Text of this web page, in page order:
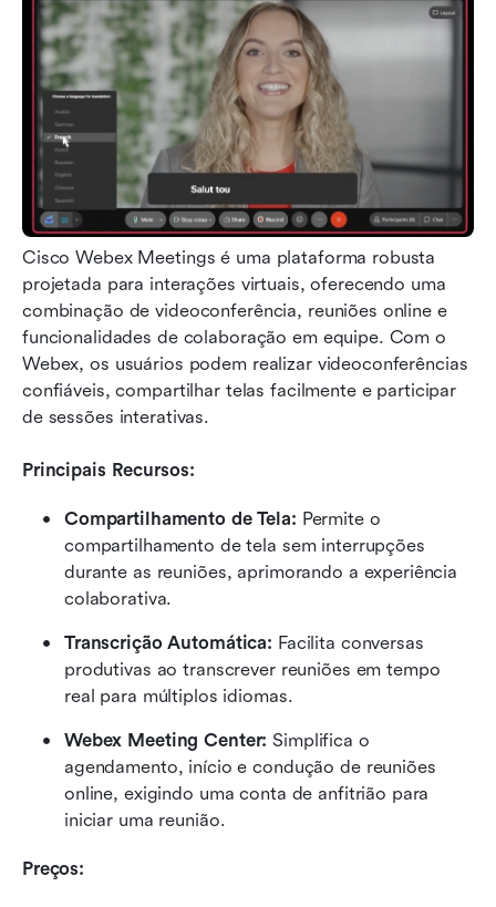
Cisco Webex Meetings é uma plataforma robusta
projetada para interações virtuais, oferecendo uma
combinação de videoconferência, reuniões online e
funcionalidades de colaboração em equipe. Com o
Webex, os usuários podem realizar videoconferências
confiáveis, compartilhar telas facilmente e participar
de sessões interativas.
Principais Recursos:
Compartilhamento de Tela: Permite o
compartilhamento de tela sem interrupções
durante as reuniões, aprimorando a experiência
colaborativa.
Transcrição Automática: Facilita conversas
produtivas ao transcrever reuniões em tempo
real para múltiplos idiomas.
Webex Meeting Center: Simplifica o
agendamento, início e condução de reuniões
online, exigindo uma conta de anfitrião para
iniciar uma reunião.
Preços: